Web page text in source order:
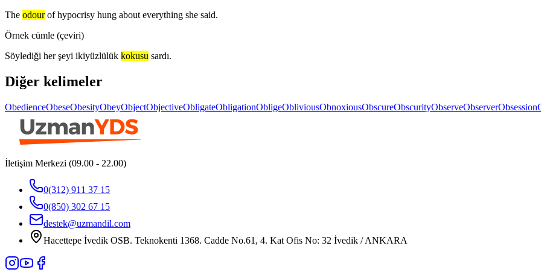
The odour of hypocrisy hung about everything she said.
Örnek cümle (çeviri)
Söylediği her şeyi ikiyüzlülük kokusu sardı.
Diğer kelimeler
ObedienceObeseObesityObeyObjectObjectiveObligateObligationObligeObliviousObnoxiousObscureObscurityObserveObserverObsession
İletişim Merkezi (09.00 - 22.00)
0(312) 911 37 15
0(850) 302 67 15
destek@uzmandil.com
Hacettepe İvedik OSB. Teknokenti 1368. Cadde No.61, 4. Kat Ofis No: 32 İvedik / ANKARA